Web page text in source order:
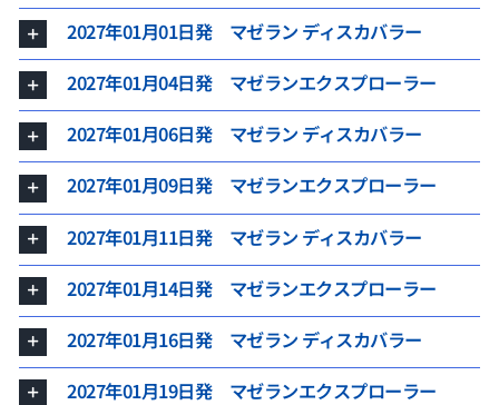
2027年01月01日発 マゼラン ディスカバラー
2027年01月04日発 マゼランエクスプローラー
2027年01月06日発 マゼラン ディスカバラー
2027年01月09日発 マゼランエクスプローラー
2027年01月11日発 マゼラン ディスカバラー
2027年01月14日発 マゼランエクスプローラー
2027年01月16日発 マゼラン ディスカバラー
2027年01月19日発 マゼランエクスプローラー